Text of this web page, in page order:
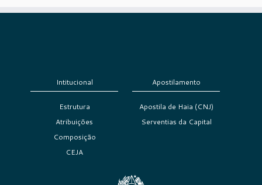
Intitucional
Estrutura
Atribuições
Composição
CEJA
Apostilamento
Apostila de Haia (CNJ)
Serventias da Capital